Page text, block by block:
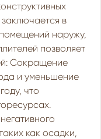
в
наружу,
позволяет
Сокращение
и уменьшение
что
как осадки,